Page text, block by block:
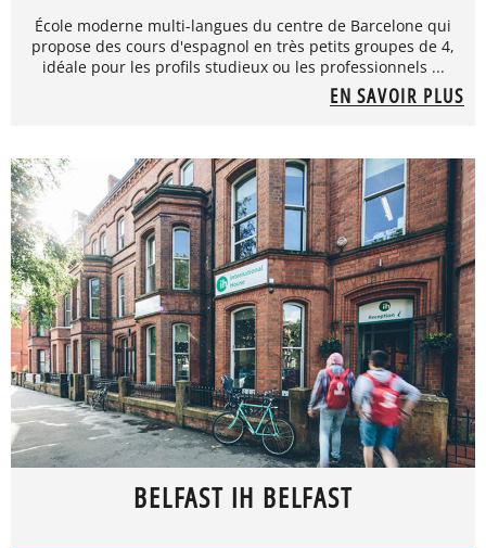
École moderne multi-langues du centre de Barcelone qui
propose des cours d'espagnol en très petits groupes de 4,
idéale pour les profils studieux ou les professionnels ...
EN SAVOIR PLUS
BELFAST IH BELFAST